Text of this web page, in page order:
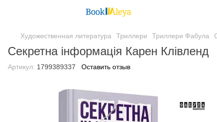
Художественная литература Триллери Триллери Фабула
Секретна інформація Карен Клівленд
Артикул: 1799389337 Оставить отзыв